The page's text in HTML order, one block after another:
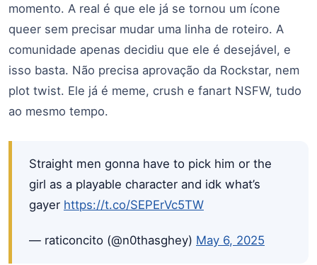
momento. A real é que ele já se tornou um ícone
queer sem precisar mudar uma linha de roteiro. A
comunidade apenas decidiu que ele é desejável, e
isso basta. Não precisa aprovação da Rockstar, nem
plot twist. Ele já é meme, crush e fanart NSFW, tudo
ao mesmo tempo.
Straight men gonna have to pick him or the
girl as a playable character and idk what’s
gayer https://t.co/SEPErVc5TW
— raticoncito (@n0thasghey) May 6, 2025